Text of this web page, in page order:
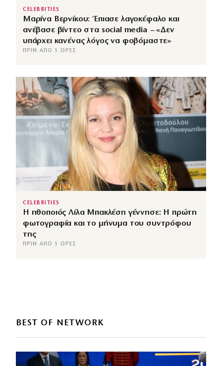
CELEBRITIES
Μαρίνα Βερνίκου: Έπιασε λαγοκέφαλο και
ανέβασε βίντεο στα social media – «Δεν
υπάρχει κανένας λόγος να φοβόμαστε»
ΠΡΙΝ ΑΠΌ 5 ΏΡΕΣ
CELEBRITIES
Η ηθοποιός Λίλα Μπακλέση γέννησε: Η πρώτη
φωτογραφία και το μήνυμα του συντρόφου
της
ΠΡΙΝ ΑΠΌ 5 ΏΡΕΣ
BEST OF NETWORK